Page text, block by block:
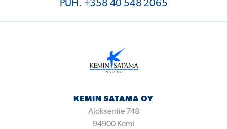
PUH. +358 40 548 2065
KEMIN SATAMA OY
Ajoksentie 748
94900 Kemi